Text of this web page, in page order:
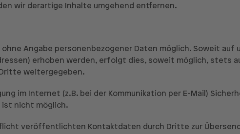
wir derartige Inhalte umgehend entfernen.
Angabe personenbezogener Daten möglich. Soweit
erhoben werden, erfolgt dies, soweit möglich, stets
weitergegeben.
im Internet (z.B. bei der Kommunikation per E-Mail)
ist nicht möglich.
veröffentlichten Kontaktdaten durch Dritte zur